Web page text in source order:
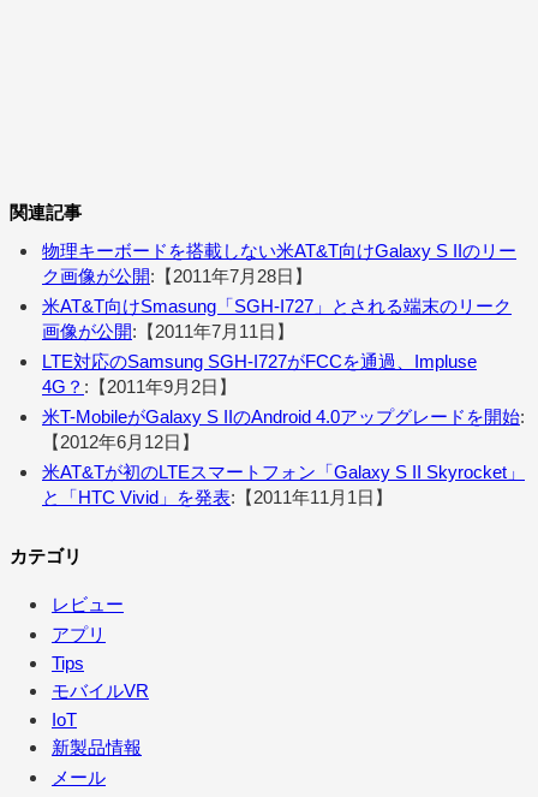
関連記事
物理キーボードを搭載しない米AT&T向けGalaxy S IIのリー
ク画像が公開:【2011年7月28日】
米AT&T向けSmasung「SGH-I727」とされる端末のリーク
画像が公開:【2011年7月11日】
LTE対応のSamsung SGH-I727がFCCを通過、Impluse
4G？ :【2011年9月2日】
米T-MobileがGalaxy S IIのAndroid 4.0アップグレードを開始:
【2012年6月12日】
米AT&Tが初のLTEスマートフォン「Galaxy S II Skyrocket」
と「HTC Vivid」を発表:【2011年11月1日】
カテゴリ
レビュー
アプリ
Tips
モバイルVR
IoT
新製品情報
メール